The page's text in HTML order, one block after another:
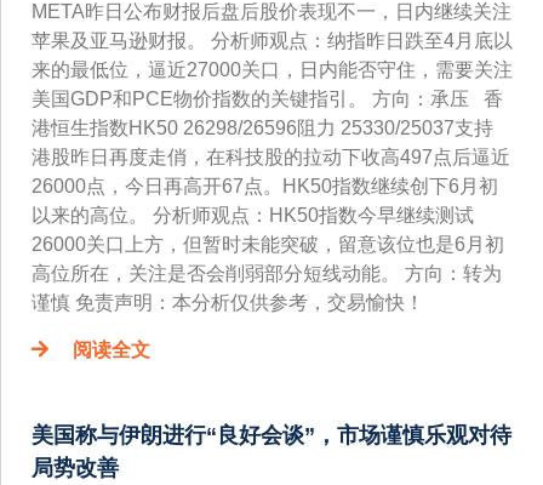
META昨日公布财报后盘后股价表现不一，日内继续关注
苹果及亚马逊财报。 分析师观点：纳指昨日跌至4月底以
来的最低位，逼近27000关口，日内能否守住，需要关注
美国GDP和PCE物价指数的关键指引。 方向：承压 香
港恒生指数HK50 26298/26596阻力 25330/25037支持
港股昨日再度走俏，在科技股的拉动下收高497点后逼近
26000点，今日再高开67点。HK50指数继续创下6月初
以来的高位。 分析师观点：HK50指数今早继续测试
26000关口上方，但暂时未能突破，留意该位也是6月初
高位所在，关注是否会削弱部分短线动能。 方向：转为
谨慎 免责声明：本分析仅供参考，交易愉快！
阅读全文
美国称与伊朗进行“良好会谈”，市场谨慎乐观对待
局势改善